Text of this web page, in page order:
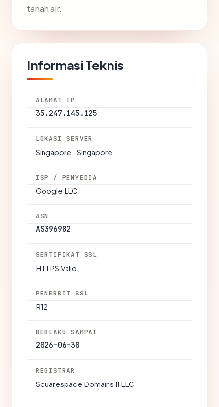
tanah air.
Informasi Teknis
ALAMAT IP
35.247.145.125
LOKASI SERVER
Singapore · Singapore
ISP / PENYEDIA
Google LLC
ASN
AS396982
SERTIFIKAT SSL
HTTPS Valid
PENERBIT SSL
R12
BERLAKU SAMPAI
2026-06-30
REGISTRAR
Squarespace Domains II LLC